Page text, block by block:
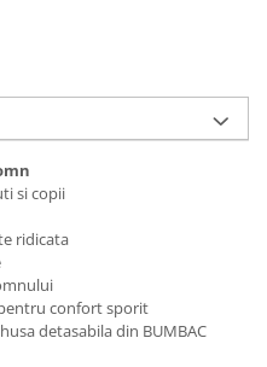
si copii
ridicata
confort sporit
detasabila din BUMBAC